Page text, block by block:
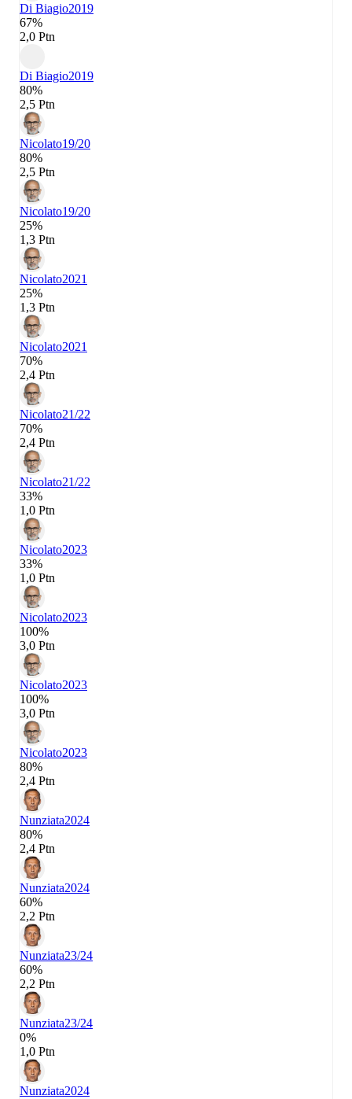
Di Biagio2019
67%
2,0 Ptn
Di Biagio2019
80%
2,5 Ptn
Nicolato19/20
80%
2,5 Ptn
Nicolato19/20
25%
1,3 Ptn
Nicolato2021
25%
1,3 Ptn
Nicolato2021
70%
2,4 Ptn
Nicolato21/22
70%
2,4 Ptn
Nicolato21/22
33%
1,0 Ptn
Nicolato2023
33%
1,0 Ptn
Nicolato2023
100%
3,0 Ptn
Nicolato2023
100%
3,0 Ptn
Nicolato2023
80%
2,4 Ptn
Nunziata2024
80%
2,4 Ptn
Nunziata2024
60%
2,2 Ptn
Nunziata23/24
60%
2,2 Ptn
Nunziata23/24
0%
1,0 Ptn
Nunziata2024